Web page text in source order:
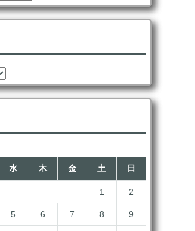
水 木 金 土 日
1 2
5 6 7 8 9